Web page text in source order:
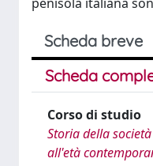
Scheda breve
Scheda
Corso di studio
Storia della
all'età